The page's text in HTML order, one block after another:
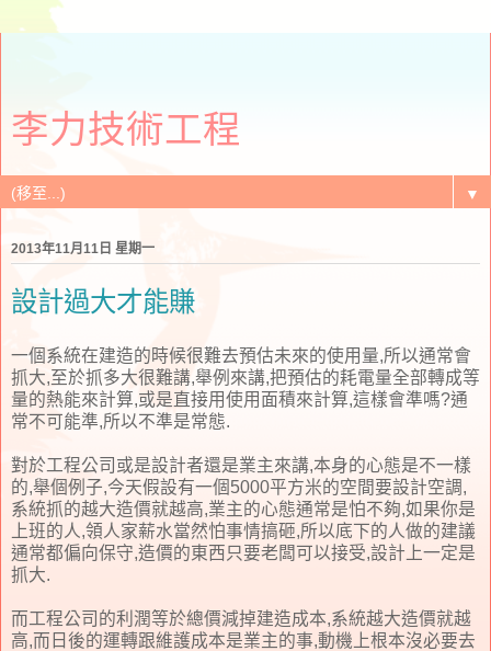
李力技術工程
▼
2013年11月11日 星期一
設計過大才能賺
一個系統在建造的時候很難去預估未來的使用量,所以通常會
抓大,至於抓多大很難講,舉例來講,把預估的耗電量全部轉成等
量的熱能來計算,或是直接用使用面積來計算,這樣會準嗎?通
常不可能準,所以不準是常態.
對於工程公司或是設計者還是業主來講,本身的心態是不一樣
的,舉個例子,今天假設有一個5000平方米的空間要設計空調,
系統抓的越大造價就越高,業主的心態通常是怕不夠,如果你是
上班的人,領人家薪水當然怕事情搞砸,所以底下的人做的建議
通常都偏向保守,造價的東西只要老闆可以接受,設計上一定是
抓大.
而工程公司的利潤等於總價減掉建造成本,系統越大造價就越
高,而日後的運轉跟維護成本是業主的事,動機上根本沒必要去